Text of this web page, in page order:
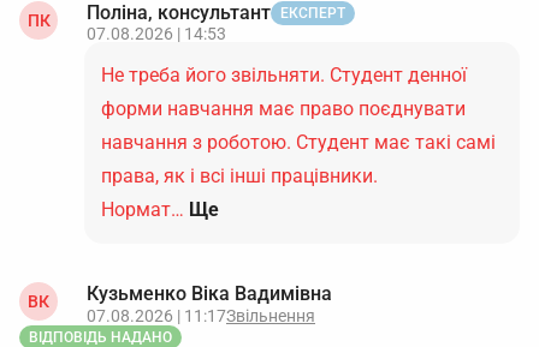
ПК Поліна, консультант ЕКСПЕРТ
07.08.2026 | 14:53
Не треба його звільняти. Студент денної
форми навчання має право поєднувати
навчання з роботою. Студент має такі самі
права, як і всі інші працівники.
Нормат… Ще
ВК Кузьменко Віка Вадимівна
07.08.2026 | 11:17Звільнення
ВІДПОВІДЬ НАДАНО